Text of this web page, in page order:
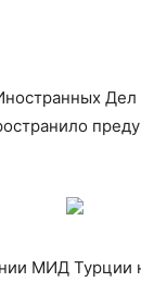
МИД Турции